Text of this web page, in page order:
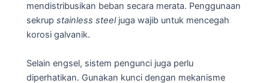
mendistribusikan beban secara merata. Penggunaan
sekrup stainless steeljuga wajib untuk mencegah
korosi galvanik.
Selain engsel, sistem pengunci juga perlu
diperhatikan. Gunakan kunci dengan mekanisme